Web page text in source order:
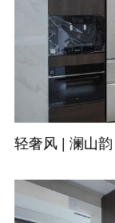
轻奢风 | 澜山